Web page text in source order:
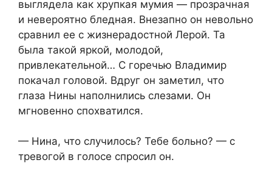
выглядела как хрупкая мумия — прозрачная
и невероятно бледная. Внезапно он невольно
сравнил ее с жизнерадостной Лерой. Та
была такой яркой, молодой,
привлекательной… С горечью Владимир
покачал головой. Вдруг он заметил, что
глаза Нины наполнились слезами. Он
мгновенно спохватился.
— Нина, что случилось? Тебе больно? — с
тревогой в голосе спросил он.